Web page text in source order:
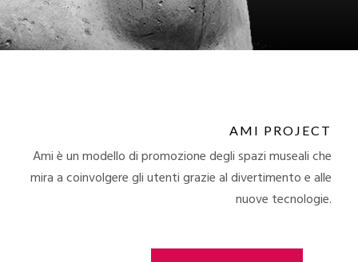
AMI PROJECT
Ami è un modello di promozione degli spazi museali che
mira a coinvolgere gli utenti grazie al divertimento e alle
nuove tecnologie.